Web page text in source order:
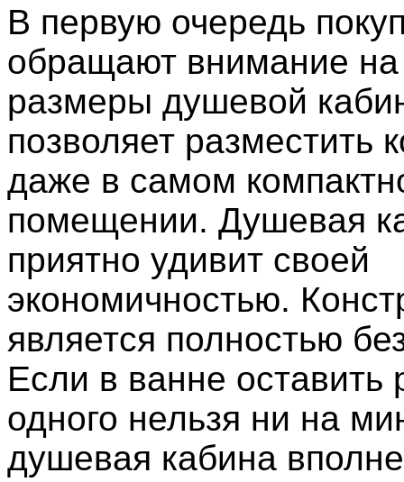
В первую очередь
обращают внимание на
размеры душевой
позволяет разместить
даже в самом
помещении. Душевая
приятно удивит своей
экономичностью.
является полностью
Если в ванне оставить
одного нельзя ни на
душевая кабина